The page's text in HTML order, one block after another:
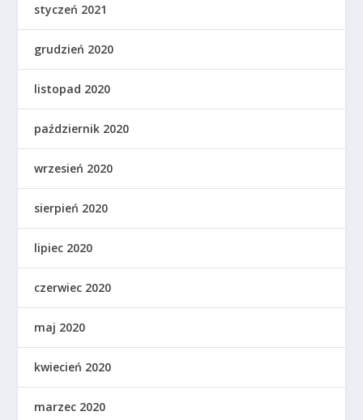
styczeń 2021
grudzień 2020
listopad 2020
październik 2020
wrzesień 2020
sierpień 2020
lipiec 2020
czerwiec 2020
maj 2020
kwiecień 2020
marzec 2020